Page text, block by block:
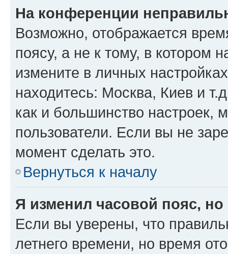
На конференции
Возможно, отображается
поясу, а не к тому, в котором
измените в личных
находитесь: Москва, Киев и
как и большинство настроек,
пользователи. Если вы не
момент сделать это.
Вернуться к началу
Я изменил часовой пояс,
Если вы уверены, что
летнего времени, но время